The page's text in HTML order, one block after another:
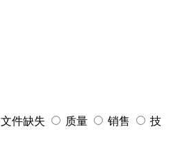
文件缺失 质量 销售
技